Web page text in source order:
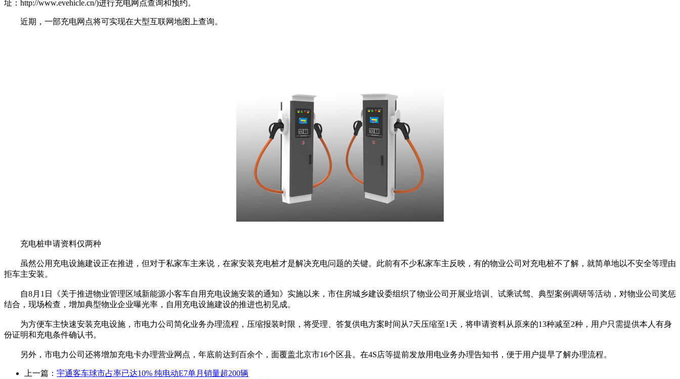
址：http://www.evehicle.cn/)进行充电网点查询和预约。
近期，一部充电网点将可实现在大型互联网地图上查询。
充电桩申请资料仅两种
虽然公用充电设施建设正在推进，但对于私家车主来说，在家安装充电桩才是解决充电问题的关键。此前有不少私家车主反映，有的物业公司对充电桩不了解，就简单地以不安全等理由
拒车主安装。
自8月1日《关于推进物业管理区域新能源小客车自用充电设施安装的通知》实施以来，市住房城乡建设委组织了物业公司开展业培训、试乘试驾、典型案例调研等活动，对物业公司奖惩
结合，现场检查，增加典型物业企业曝光率，自用充电设施建设的推进也初见成。
为方便车主快速安装充电设施，市电力公司简化业务办理流程，压缩报装时限，将受理、答复供电方案时间从7天压缩至1天，将申请资料从原来的13种减至2种，用户只需提供本人有身
份证明和充电条件确认书。
另外，市电力公司还将增加充电卡办理营业网点，年底前达到百余个，面覆盖北京市16个区县。在4S店等提前发放用电业务办理告知书，便于用户提早了解办理流程。
上一篇： 宇通客车球市占率已达10% 纯电动E7单月销量超200辆